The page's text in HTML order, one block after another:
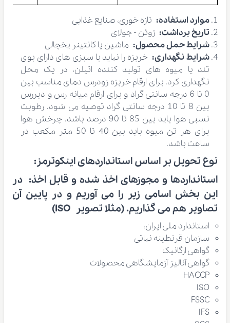
موارد استفاده: تازه خوری، صنایع غذایی
تاریخ برداشت: ژوئن - جولای
شرایط حمل محصول: ماشین یا کانتینر یخچالی
شرایط نگهداری:خربزه را نباید با سبزی های دارای بوی
تند یا میوه های تولید کننده اتیلن، در یک محل
نگهداری کرد. برای ارقام خربزه زودرس دمای مناسب بین
0 تا 6 درجه سانتی گراد و برای ارقام میانه رس و دیررس
بین 8 تا 10 درجه سانتی گراد توصیه می شود. رطوبت
نسبی هوا باید بین 85 تا 90 درصد باشد. چرخش هوا
برای هر تن میوه باید بین 40 تا 50 متر مکعب در
ساعت باشد.
نوع تحویل بر اساس استانداردهای اینکوترمز:
استانداردها و مجوزهای اخذ شده و قابل اخذ: در
این بخش اسامی زیر را می آوریم و در پایین آن
تصاویر هم می گذاریم. (مثلا تصویر ISO)
استاندارد ملی ایران،
سازمان قرنطینه نباتی
گواهی ارگانیک
گواهی آنالیز آزمایشگاهی محصولات
HACCP
ISO
FSSC
IFS